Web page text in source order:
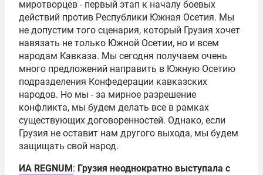
миротворцев - первый этап к началу боевых
действий против Республики Южная Осетия. Мы
не допустим того сценария, который Грузия хочет
навязать не только Южной Осетии, но и всем
народам Кавказа. Мы сегодня получаем очень
много предложений направить в Южную Осетию
подразделения Конфедерации кавказских
народов. Но мы - за мирное разрешение
конфликта, мы будем делать все в рамках
существующих договоренностей. Однако, если
Грузия не оставит нам другого выхода, мы будем
защищать свой народ.
ИА REGNUM: Грузия неоднократно выступала с